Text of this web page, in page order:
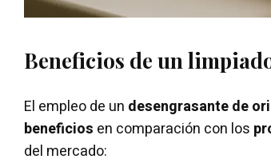
Beneficios de un
El empleo de un desengrasante de
beneficios en comparación con los
del mercado: